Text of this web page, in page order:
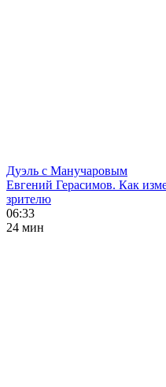
Дуэль с Манучаровым
Евгений Герасимов. Как
зрителю
06:33
24 мин